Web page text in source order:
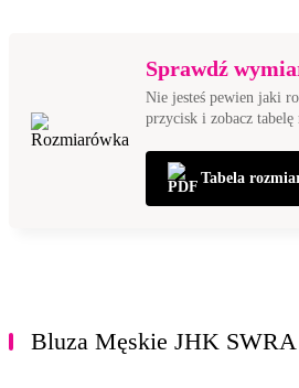
Sprawdź
Nie jesteś pewien jaki
przycisk i zobacz tabelę
Tabela
Bluza Męskie JHK